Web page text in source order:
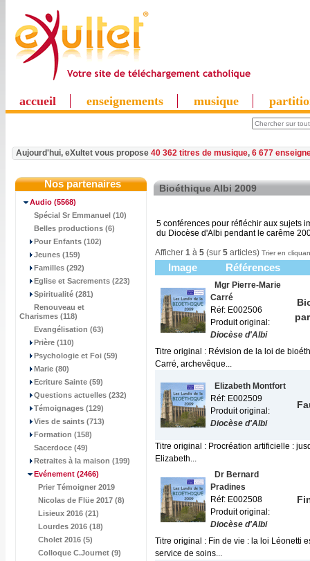
accueil enseignements musique
Aujourd'hui, eXultet vous propose 40 362 titres de musique, 6 677
Nos partenaires
Audio (5568)
Spécial Sr Emmanuel (10)
Belles productions (6)
Pour Enfants (102)
Jeunes (159)
Familles (292)
Eglise et Sacrements (223)
Spiritualité (281)
Renouveau et
Charismes (118)
Evangélisation (63)
Prière (110)
Psychologie et Foi (59)
Marie (80)
Ecriture Sainte (59)
Questions actuelles (232)
Témoignages (129)
Vies de saints (713)
Formation (158)
Sacerdoce (49)
Retraites à la maison (199)
Evénement (2466)
Prier Témoigner 2019
Nicolas de Flüe 2017 (8)
Lisieux 2016 (21)
Lourdes 2016 (18)
Cholet 2016 (5)
Colloque C.Journet (9)
Bioéthique Albi 2009
5 conférences pour réfléchir aux sujets
du Diocèse d'Albi pendant le carême
Afficher 1 à 5 (sur 5 articles) Trier en
Image Références
Mgr Pierre-Marie
Carré
Réf: E002506
Produit original:
Diocèse d'Albi
Titre original : Révision de la loi de
Carré, archevêque...
Elizabeth Montfort
Réf: E002509
Produit original:
Diocèse d'Albi
Titre original : Procréation artificielle :
Elizabeth...
Dr Bernard
Pradines
Réf: E002508
Produit original:
Diocèse d'Albi
Titre original : Fin de vie : la loi Léonetti
service de soins...